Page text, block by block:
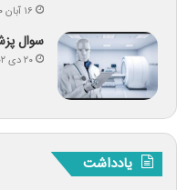
۱۶ آبان ۱۴۰۰
سوال
۲۰ دی ۱۴۰۲
یادداشت